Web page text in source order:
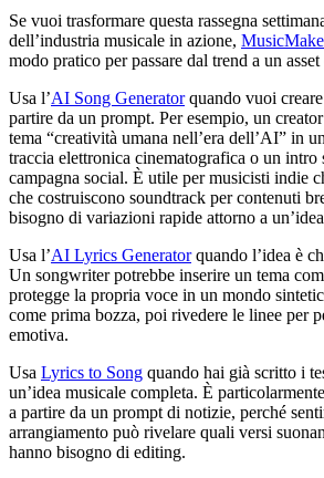
Se vuoi trasformare questa rassegna
dell’industria musicale in azione,
modo pratico per passare dal trend a un
Usa l’AI Song Generatorquando vuoi
partire da un prompt. Per esempio, un
tema “creatività umana nell’era dell’AI” in
traccia elettronica cinematografica o un intro
campagna social. È utile per musicisti indie
che costruiscono soundtrack per contenuti
bisogno di variazioni rapide attorno a
Usa l’AI Lyrics Generatorquando l’idea è
Un songwriter potrebbe inserire un tema
protegge la propria voce in un mondo
come prima bozza, poi rivedere le linee per
emotiva.
Usa Lyrics to Song quando hai già scritto i
un’idea musicale completa. È
a partire da un prompt di notizie, perché
arrangiamento può rivelare quali versi
hanno bisogno di editing.